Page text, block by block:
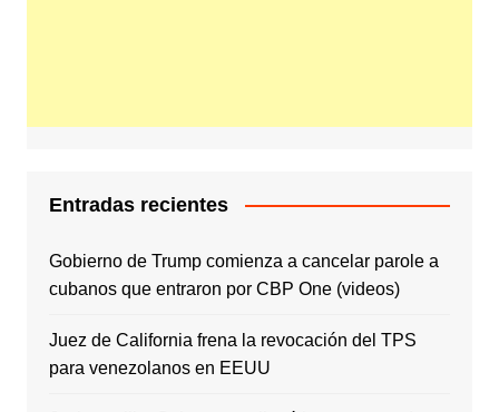
Entradas recientes
Gobierno de Trump comienza a cancelar parole a
cubanos que entraron por CBP One (videos)
Juez de California frena la revocación del TPS
para venezolanos en EEUU